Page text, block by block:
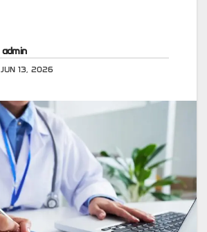
admin
JUN 13, 2026